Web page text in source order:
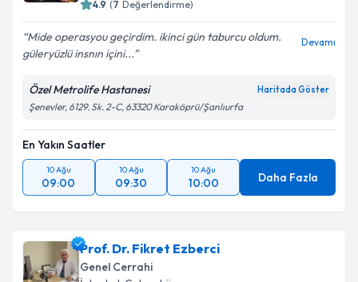
Kişisel verilerimin işlenmesine ilişkinAydınlatma
Metni'ni okudum ve kişisel verilerimin belirtilen
kapsamda işlenmesini kabul ediyorum.
Takvim Talebini Gönder
4.9 (7 Değerlendirme)
Mide operasyou geçirdim. ikinci gün taburcu oldum.
güleryüzlü insnın içini...
Devamı
Özel Metrolife Hastanesi Haritada Göster
Şenevler, 6129. Sk. 2-C, 63320 Karaköprü/Şanlıurfa
En Yakın Saatler
10 Ağu
09:00
10 Ağu
09:30
10 Ağu
10:00 Daha Fazla
Prof. Dr. Fikret Ezberci
Genel Cerrahi